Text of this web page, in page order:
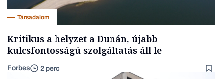
Társadalom
Kritikus a helyzet a Dunán, újabb
kulcsfontosságú szolgáltatás áll le
Forbes 2 perc